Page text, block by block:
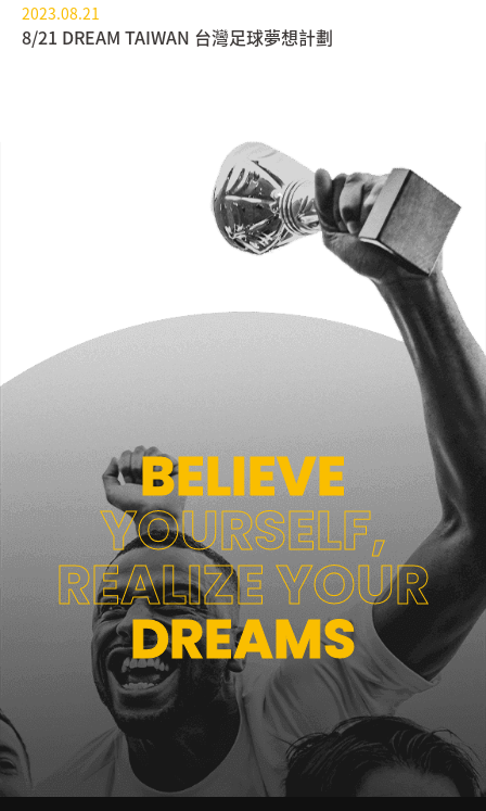
2023.08.21
8/21 DREAM TAIWAN 台灣足球夢想計劃
BELIEVE
YOURSELF,
REALIZE YOUR
DREAMS